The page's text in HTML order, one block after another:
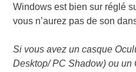
Windows est bien sur réglé
vous n’aurez pas de son
Si vous avez un casque
Desktop/ PC Shadow) ou un